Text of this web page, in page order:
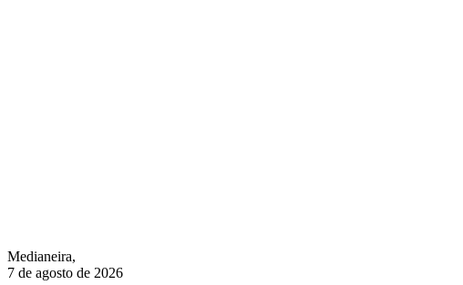
Medianeira,
7 de agosto de 2026